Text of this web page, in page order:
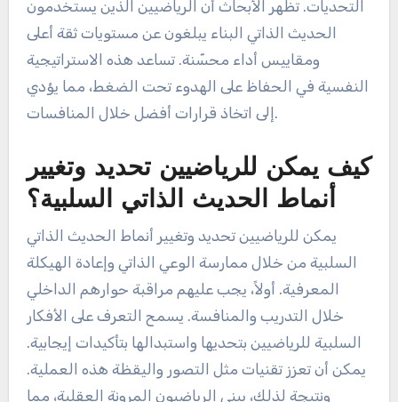
ما هي الفوائد النفسية للحديث
الذاتي في البيئات التنافسية؟
يعزز الحديث الذاتي المرونة العقلية في الرياضات
التنافسية من خلال زيادة التركيز وتقليل القلق. يعزز
التحديات. تظهر الأبحاث أن الرياضيين الذين يستخدمون
الحديث الذاتي البناء يبلغون عن مستويات ثقة أعلى
ومقاييس أداء محسّنة. تساعد هذه الاستراتيجية
النفسية في الحفاظ على الهدوء تحت الضغط، مما يؤدي
إلى اتخاذ قرارات أفضل خلال المنافسات.
كيف يمكن للرياضيين تحديد وتغيير
أنماط الحديث الذاتي السلبية؟
يمكن للرياضيين تحديد وتغيير أنماط الحديث الذاتي